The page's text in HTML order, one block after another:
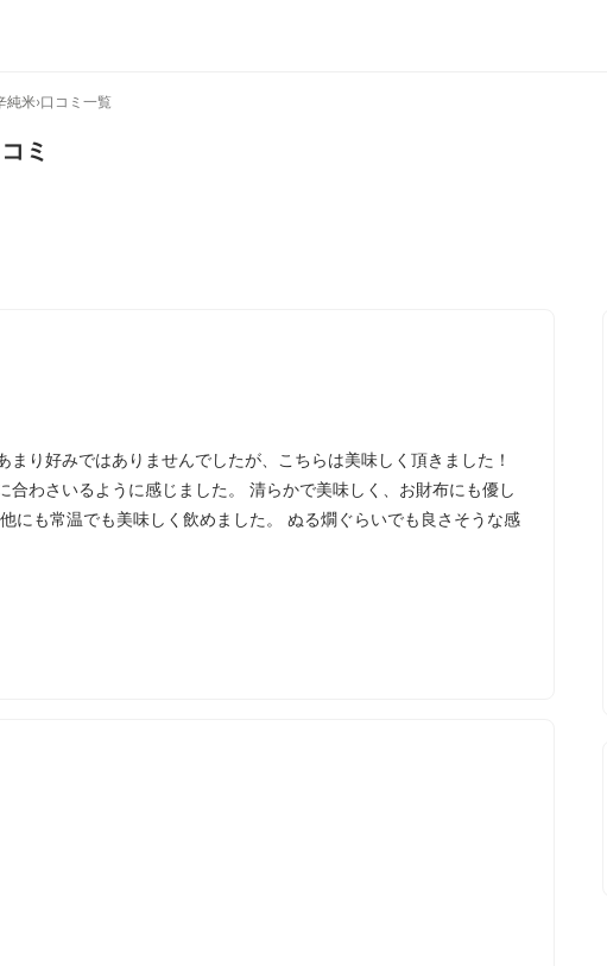
純米›口コミ一覧
ミ
まり好みではありませんでしたが、こちらは美味しく頂きました！
合わさいるように感じました。 清らかで美味しく、お財布にも優し
にも常温でも美味しく飲めました。 ぬる燗ぐらいでも良さそうな感